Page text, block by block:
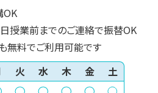
OK
授業前までのご連絡で振替OK
無料でご利用可能です
火 水 木 金 土